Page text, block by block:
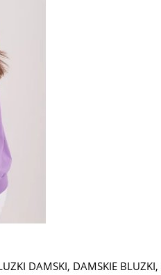
DAMSKI, DAMSKIE BLUZKI,